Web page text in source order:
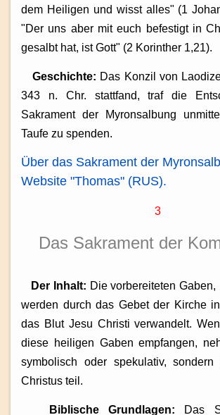
dem Heiligen und wisst alles" (1
"Der uns aber mit euch befestigt in
gesalbt hat, ist Gott" (2 Korinther 1,21).
Geschichte: Das Konzil von
343 n. Chr. stattfand, traf die
Sakrament der Myronsalbung
Taufe zu spenden.
Über das Sakrament der
Website "Thomas" (RUS).
3
Das Sakrament der
Der Inhalt: Die vorbereiteten Gaben,
werden durch das Gebet der Kirche
das Blut Jesu Christi verwandelt.
diese heiligen Gaben empfangen,
symbolisch oder spekulativ, sondern
Christus teil.
Biblische Grundlagen: Das